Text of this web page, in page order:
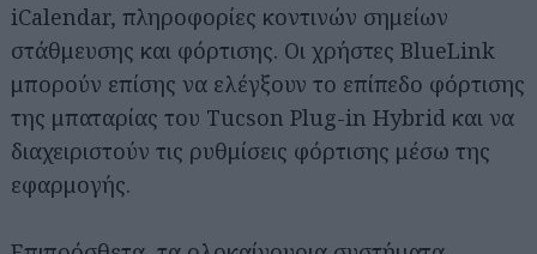
iCalendar, πληροφορίες κοντινών σημείων
στάθμευσης και φόρτισης. Οι χρήστες BlueLink
μπορούν επίσης να ελέγξουν το επίπεδο φόρτισης
της μπαταρίας του Tucson Plug-in Hybrid και να
διαχειριστούν τις ρυθμίσεις φόρτισης μέσω της
εφαρμογής.